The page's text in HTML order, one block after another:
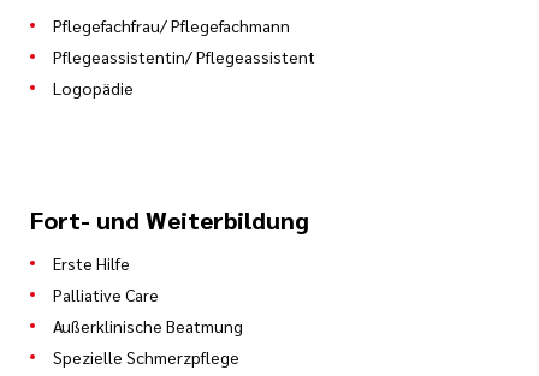
Pflegefachfrau/ Pflegefachmann
Pflegeassistentin/ Pflegeassistent
Logopädie
Fort- und Weiterbildung
Erste Hilfe
Palliative Care
Außerklinische Beatmung
Spezielle Schmerzpflege